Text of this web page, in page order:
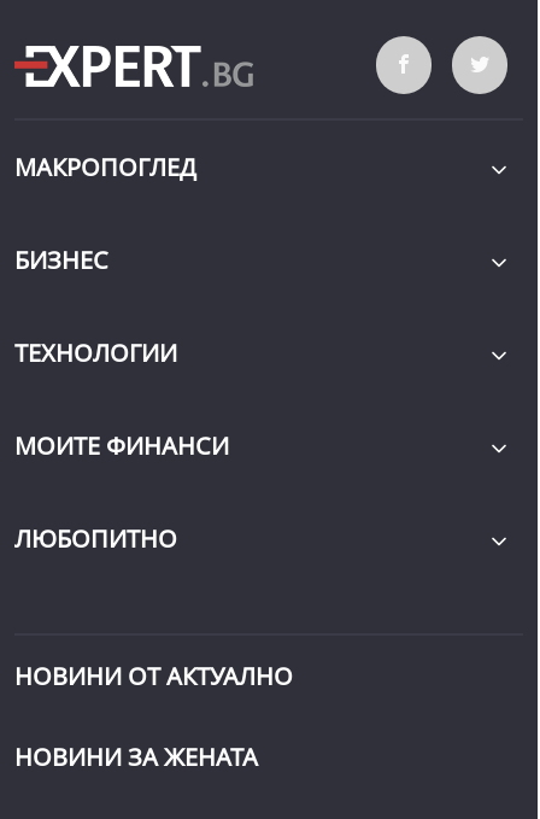
МАКРОПОГЛЕД
БИЗНЕС
ТЕХНОЛОГИИ
МОИТЕ ФИНАНСИ
ЛЮБОПИТНО
НОВИНИ ОТ АКТУАЛНО
НОВИНИ ЗА ЖЕНАТА